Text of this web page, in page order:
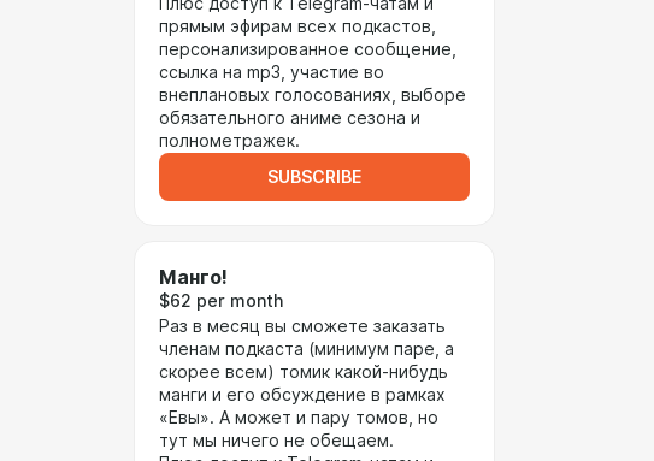
прямым эфирам всех подкастов,
персонализированное сообщение,
ссылка на mp3, участие во
внеплановых голосованиях, выборе
обязательного аниме сезона и
полнометражек.
SUBSCRIBE
Манго!
$62 per month
Раз в месяц вы сможете заказать
членам подкаста (минимум паре, а
скорее всем) томик какой-нибудь
манги и его обсуждение в рамках
«Евы». А может и пару томов, но
тут мы ничего не обещаем.